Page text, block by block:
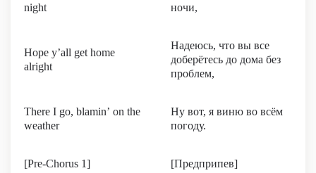
night
ночи,
Hope y’all get home
alright
Надеюсь, что вы все
доберётесь до дома без
проблем,
There I go, blamin’ on the
weather
Ну вот, я виню во всём
погоду.
[Pre-Chorus 1] [Предприпев]